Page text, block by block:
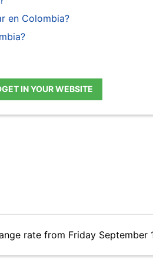
en Colombia?
IN YOUR WEBSITE
rate from Friday